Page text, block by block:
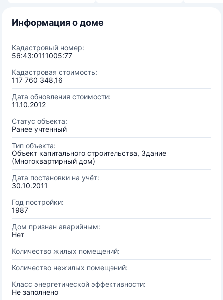
Информация о доме
Кадастровый номер:
56:43:0111005:77
Кадастровая стоимость:
117 760 348,16
Дата обновления стоимости:
11.10.2012
Статус объекта:
Ранее учтенный
Тип объекта:
Объект капитального строительства, Здание
(Многоквартирный дом)
Дата постановки на учёт:
30.10.2011
Год постройки:
1987
Дом признан аварийным:
Нет
Количество жилых помещений:
Количество нежилых помещений:
Класс энергетической эффективности:
Не заполнено